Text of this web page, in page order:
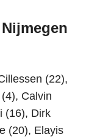
(22),
Calvin
(16), Dirk
(20), Elayis